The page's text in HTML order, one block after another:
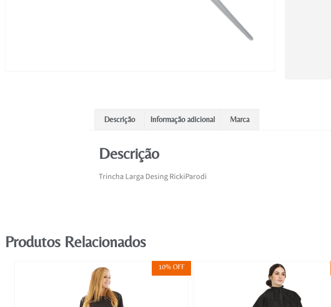
Descrição Informação adicional Marca
Descrição
Trincha Larga Desing RickiParodi
Produtos Relacionados
10% OFF